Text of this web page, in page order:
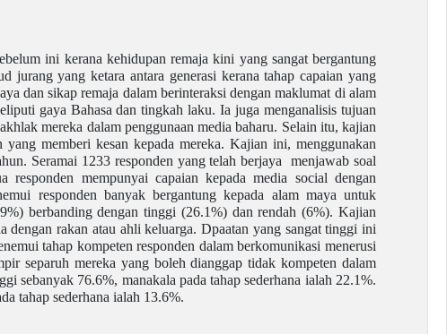
ini kerana kehidupan remaja kini yang sangat bergantung
jurang yang ketara antara generasi kerana tahap capaian yang
dan sikap remaja dalam berinteraksi dengan maklumat di alam
gaya Bahasa dan tingkah laku. Ia juga menganalisis tujuan
mereka dalam penggunaan media baharu. Selain itu, kajian
memberi kesan kepada mereka. Kajian ini, menggunakan
Seramai 1233 responden yang telah berjaya menjawab soal
mempunyai capaian kepada media social dengan
responden banyak bergantung kepada alam maya untuk
berbanding dengan tinggi (26.1%) dan rendah (6%). Kajian
dengan rakan atau ahli keluarga. Dpaatan yang sangat tinggi ini
tahap kompeten responden dalam berkomunikasi menerusi
separuh mereka yang boleh dianggap tidak kompeten dalam
sebanyak 76.6%, manakala pada tahap sederhana ialah 22.1%.
tahap sederhana ialah 13.6%.